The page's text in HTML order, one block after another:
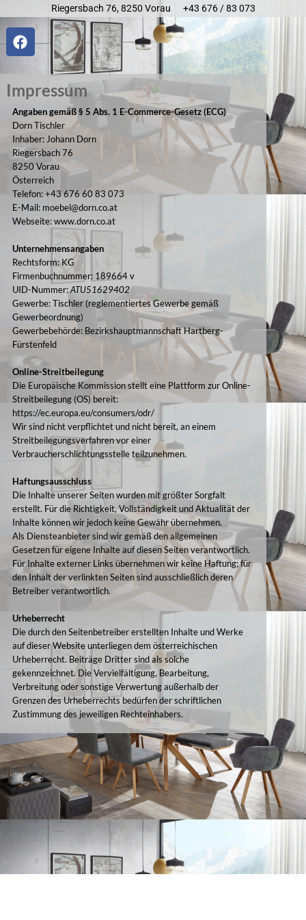
Riegersbach 76, 8250 Vorau +43 676 / 83 073
Impressum
Angaben gemäß § 5 Abs. 1 E-Commerce-Gesetz (ECG)
Dorn Tischler
Inhaber: Johann Dorn
Riegersbach 76
8250 Vorau
Österreich
Telefon: +43 676 60 83 073
E-Mail: moebel@dorn.co.at
Webseite:www.dorn.co.at
Unternehmensangaben
Rechtsform: KG
Firmenbuchnummer: 189664 v
UID-Nummer:ATU51629402
Gewerbe: Tischler (reglementiertes Gewerbe gemäß
Gewerbeordnung)
Gewerbebehörde: Bezirkshauptmannschaft Hartberg-
Fürstenfeld
Online-Streitbeilegung
Die Europäische Kommission stellt eine Plattform zur Online-
Streitbeilegung (OS) bereit:
https://ec.europa.eu/consumers/odr/
Wir sind nicht verpflichtet und nicht bereit, an einem
Streitbeilegungsverfahren vor einer
Verbraucherschlichtungsstelle teilzunehmen.
Haftungsausschluss
Die Inhalte unserer Seiten wurden mit größter Sorgfalt
erstellt. Für die Richtigkeit, Vollständigkeit und Aktualität der
Inhalte können wir jedoch keine Gewähr übernehmen.
Als Diensteanbieter sind wir gemäß den allgemeinen
Gesetzen für eigene Inhalte auf diesen Seiten verantwortlich.
Für Inhalte externer Links übernehmen wir keine Haftung; für
den Inhalt der verlinkten Seiten sind ausschließlich deren
Betreiber verantwortlich.
Urheberrecht
Die durch den Seitenbetreiber erstellten Inhalte und Werke
auf dieser Website unterliegen dem österreichischen
Urheberrecht. Beiträge Dritter sind als solche
gekennzeichnet. Die Vervielfältigung, Bearbeitung,
Verbreitung oder sonstige Verwertung außerhalb der
Grenzen des Urheberrechts bedürfen der schriftlichen
Zustimmung des jeweiligen Rechteinhabers.